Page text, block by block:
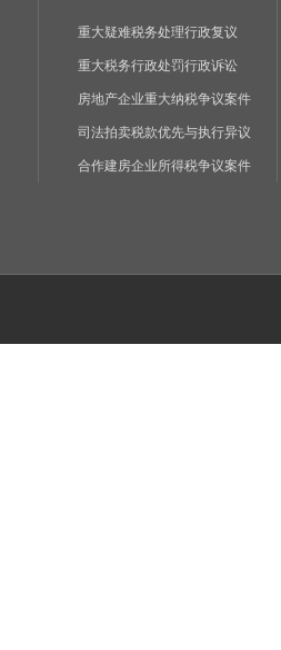
重大疑难税务处理行政复议
重大税务行政处罚行政诉讼
房地产企业重大纳税争议案件
司法拍卖税款优先与执行异议
合作建房企业所得税争议案件